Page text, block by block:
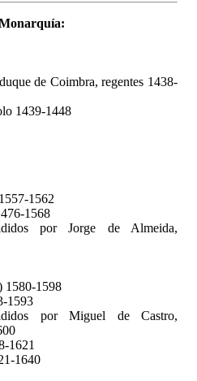
de Coimbra, regentes 1438-
1439-1448
1562
1568
por Jorge de Almeida,
1580-1598
1593
por Miguel de Castro,
1621
1640